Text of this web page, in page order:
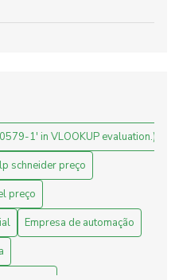
a Eficiência e Produtividade
Melhore Seus
Automação Industrial
para Indústrias
1' in VLOOKUP evaluation.)
schneider preço
preço
Empresa de automação